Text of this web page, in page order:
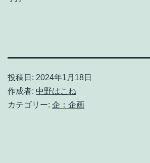
投稿日: 2024年1月18日
作成者: 中野はこね
カテゴリー: 企：企画